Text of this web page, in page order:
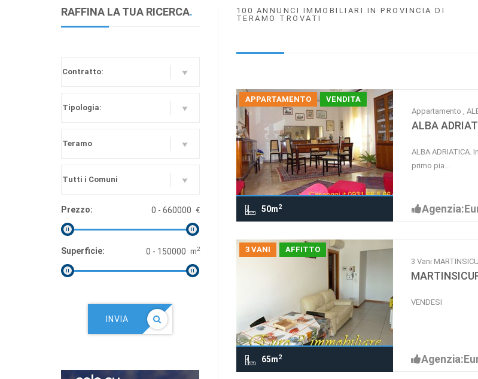
100 ANNUNCI IMMOBILIARI IN PROVINCIA DI
TERAMO TROVATI
APPARTAMENTO VENDITA
50m2
Appartamento ,
ALBA
ALBA
primo pia...
3 VANI AFFITTO
65m2
3 Vani
VENDESI
RAFFINA LA TUA RICERCA.
Prezzo: €
Superficie: m2
INVIA